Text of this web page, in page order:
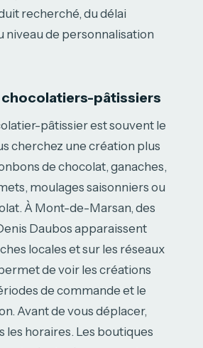
recherché, du délai
niveau de personnalisation
chocolatiers-pâtissiers
pâtissier est souvent le
cherchez une création plus
de chocolat, ganaches,
moulages saisonniers ou
À Mont-de-Marsan, des
Daubos apparaissent
locales et sur les réseaux
de voir les créations
de commande et le
Avant de vous déplacer,
les horaires. Les boutiques